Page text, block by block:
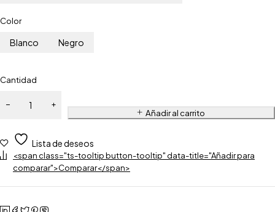
Color
Blanco Negro
Cantidad
Añadir al carrito
Lista de deseos
<span class="ts-tooltip button-tooltip" data-title="Añadir para
comparar">Comparar</span>